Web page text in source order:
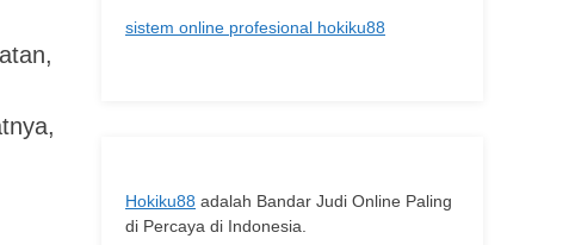
sistem online profesional hokiku88
Hokiku88 adalah Bandar Judi Online Paling
di Percaya di Indonesia.